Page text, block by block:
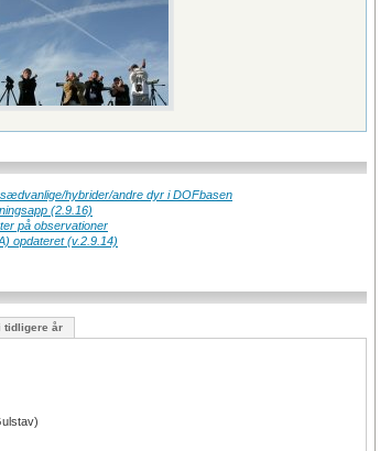
hybrider/andre dyr i DOFbasen
(2.9.16)
på observationer
opdateret (v.2.9.14)
tidligere år